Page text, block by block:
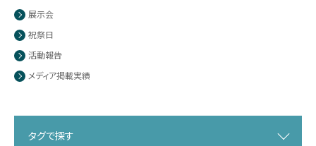
展示会
祝祭日
活動報告
メディア掲載実績
タグで探す